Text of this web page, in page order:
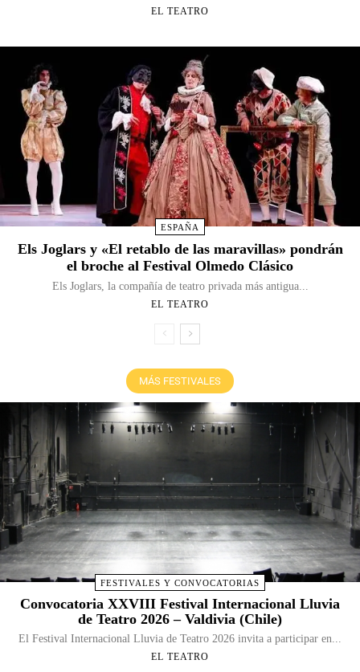
EL TEATRO
ESPAÑA
Els Joglars y «El retablo de las maravillas» pondrán
el broche al Festival Olmedo Clásico
Els Joglars, la compañía de teatro privada más antigua...
EL TEATRO
MÁS FESTIVALES
FESTIVALES Y CONVOCATORIAS
Convocatoria XXVIII Festival Internacional Lluvia
de Teatro 2026 – Valdivia (Chile)
El Festival Internacional Lluvia de Teatro 2026 invita a participar en...
EL TEATRO